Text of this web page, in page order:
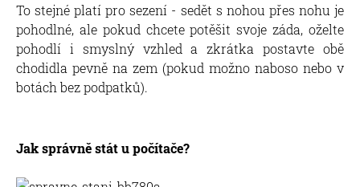
To stejné platí pro sezení - sedět s nohou přes nohu je
pohodlné, ale pokud chcete potěšit svoje záda, oželte
pohodlí i smyslný vzhled a zkrátka postavte obě
chodidla pevně na zem (pokud možno naboso nebo v
botách bez podpatků).
Jak správně stát u počítače?